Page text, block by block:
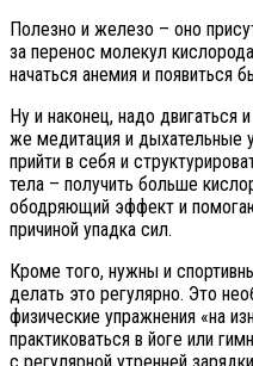
Полезно и железо – оно
за перенос молекул
начаться анемия и появиться
Ну и наконец, надо двигаться
же медитация и дыхательные
прийти в себя и
тела – получить больше
ободряющий эффект и
причиной упадка сил.
Кроме того, нужны и
делать это регулярно. Это
физические упражнения «на
практиковаться в йоге или